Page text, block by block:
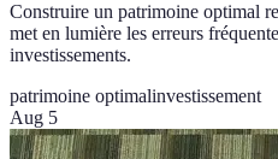
Construire un patrimoine optimal
met en lumière les erreurs
investissements.
patrimoine optimalinvestissement
Aug 5